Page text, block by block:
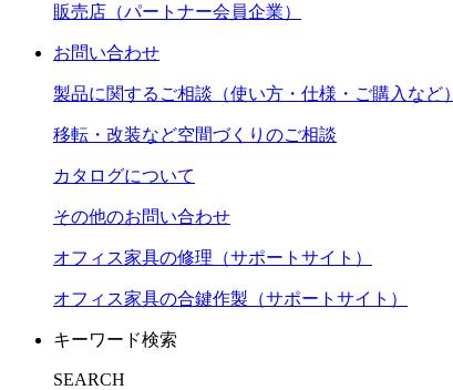
販売店（パートナー会員企業）
お問い合わせ
製品に関するご相談（使い方・仕様・ご購入など）
移転・改装など空間づくりのご相談
カタログについて
その他のお問い合わせ
オフィス家具の修理（サポートサイト）
オフィス家具の合鍵作製（サポートサイト）
キーワード検索
SEARCH